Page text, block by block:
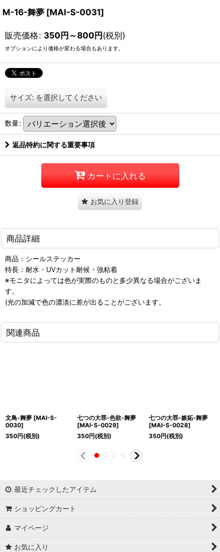
M-16-舞夢 [MAI-S-0031]
販売価格: 350円～800円(税別)
オプションにより価格が変わる場合もあります。
サイズ: を選択してください
数量:
返品特約に関する重要事項
カートに入れる
お気に入り登録
商品詳細
商品：シールステッカー
特長：耐水・UVカット耐候・強粘着
※モニタによっては色が実際のものと多少異なる場合がございま
す。
(光の加減で色の濃淡に差が出ることがございます。
関連商品
文鳥-舞夢 [MAI-S-
0030]
350円(税別)
七つの大罪-色欲-舞夢
[MAI-S-0029]
350円(税別)
七つの大罪-嫉妬-舞夢
[MAI-S-0028]
350円(税別)
最近チェックしたアイテム
ショッピングカート
マイページ
お気に入り